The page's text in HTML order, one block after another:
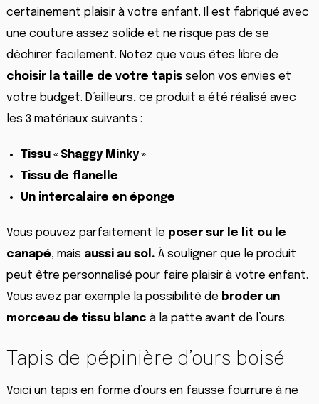
certainement plaisir à votre enfant. Il est fabriqué avec
une couture assez solide et ne risque pas de se
déchirer facilement. Notez que vous êtes libre de
choisir la taille de votre tapisselon vos envies et
votre budget. D’ailleurs, ce produit a été réalisé avec
les 3 matériaux suivants :
Tissu « Shaggy Minky »
Tissu de flanelle
Un intercalaire en éponge
Vous pouvez parfaitement le poser sur le lit ou le
canapé, mais aussi au sol. À souligner que le produit
peut être personnalisé pour faire plaisir à votre enfant.
Vous avez par exemple la possibilité de broder un
morceau de tissu blanc à la patte avant de l’ours.
Tapis de pépinière d’ours boisé
Voici un tapis en forme d’ours en fausse fourrure à ne